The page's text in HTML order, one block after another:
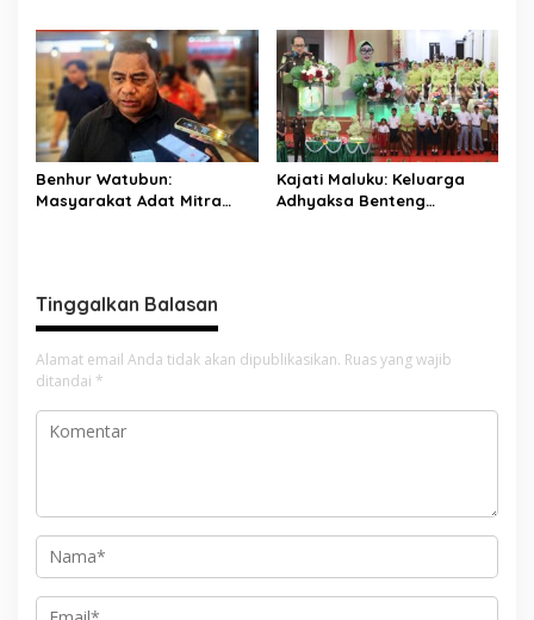
dan Nania Dibekali Edukasi
Hukum
Rakyat Maluku
Benhur Watubun:
Masyarakat Adat Mitra
Kajati Maluku: Keluarga
Adhyaksa Benteng
Tinggalkan Balasan
Alamat email Anda tidak akan dipublikasikan. Ruas yang wajib
ditandai *